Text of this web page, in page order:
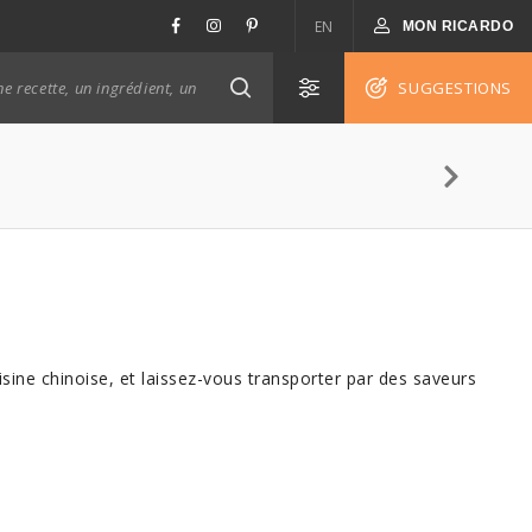
EN MON RICARDO
SUGGESTIONS
chinoise, et laissez-vous transporter par des saveurs